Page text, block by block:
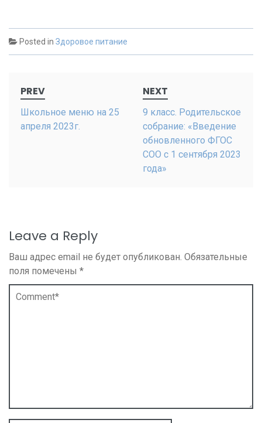
Posted in Здоровое питание
navigation
PREV
Школьное меню на 25
апреля 2023г.
NEXT
9 класс. Родительское
собрание: «Введение
обновленного ФГОС
СОО с 1 сентября 2023
года»
Leave a Reply
Ваш адрес email не будет опубликован. Обязательные
поля помечены *